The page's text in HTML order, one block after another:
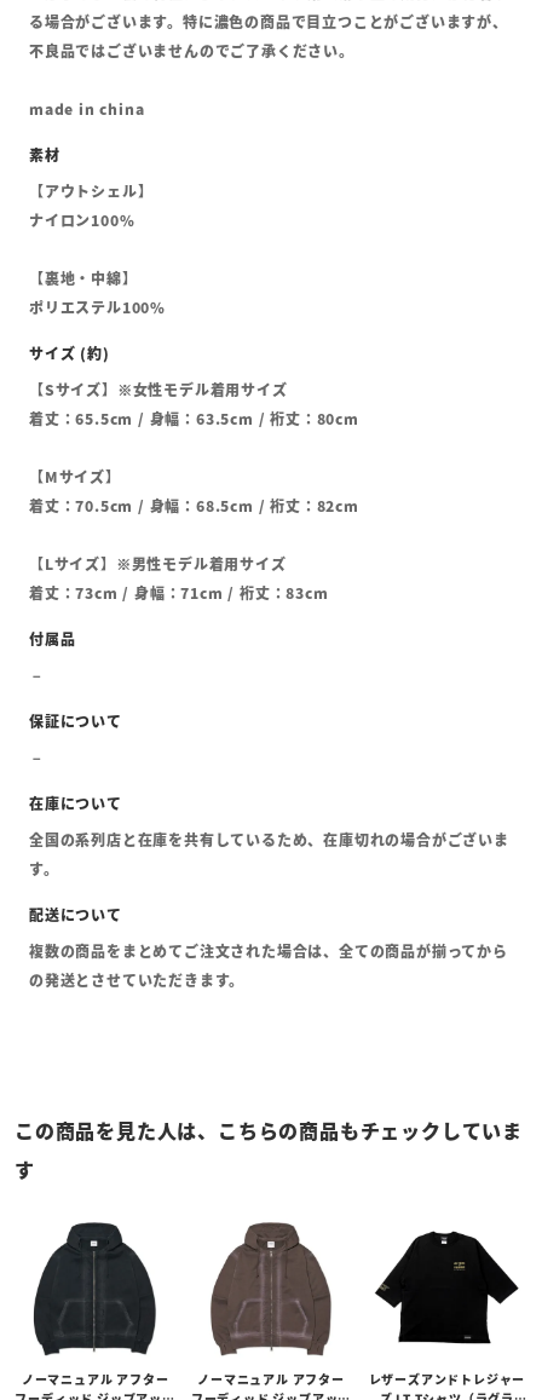
る場合がございます。特に濃色の商品で目立つことがございますが、
不良品ではございませんのでご了承ください。
made in china
【アウトシェル】
ナイロン100%
【裏地・中綿】
ポリエステル100%
【Sサイズ】※女性モデル着用サイズ
着丈：65.5cm / 身幅：63.5cm / 裄丈：80cm
【Mサイズ】
着丈：70.5cm / 身幅：68.5cm / 裄丈：82cm
【Lサイズ】※男性モデル着用サイズ
着丈：73cm / 身幅：71cm / 裄丈：83cm
全国の系列店と在庫を共有しているため、在庫切れの場合がございま
す。
複数の商品をまとめてご注文された場合は、全ての商品が揃ってから
の発送とさせていただきます。
この商品を見た人は、こちらの商品もチェックしていま
す
ノーマニュアル アフター
ノーマニュアル アフター
レザーズアンドトレジャー